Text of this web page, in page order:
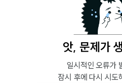
앗, 문제가
일시적인 오류가
잠시 후에 다시 시도